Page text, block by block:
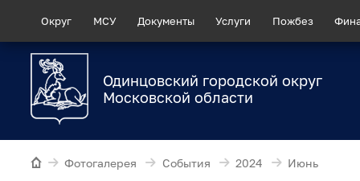
Округ МСУ Документы Услуги Пожбез
Одинцовский городской округ
Московской области
Фотогалерея События 2024 Июнь